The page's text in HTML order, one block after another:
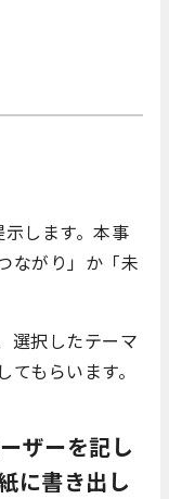
します。本事
ながり」か「未
選択したテーマ
もらいます。
ザーを記し
に書き出し